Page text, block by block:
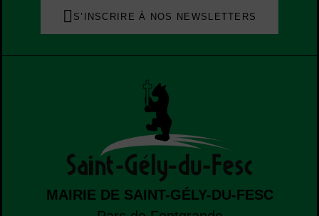
S’INSCRIRE À NOS NEWSLETTERS
MAIRIE DE SAINT-GÉLY-DU-FESC